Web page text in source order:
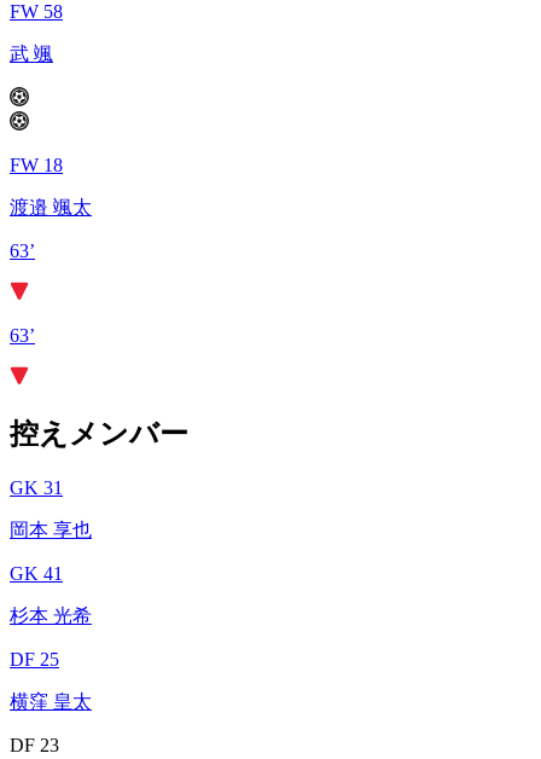
FW 58
武 颯
FW 18
渡邉 颯太
63’
63’
控えメンバー
GK 31
岡本 享也
GK 41
杉本 光希
DF 25
横窪 皇太
DF 23